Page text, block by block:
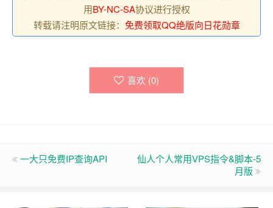
用BY-NC-SA协议进行授权
转载请注明原文链接： 免费领取QQ绝版向日花勋章
喜欢 (0)
一大只免费IP查询API
仙人个人常用VPS指令&脚本-5
月版